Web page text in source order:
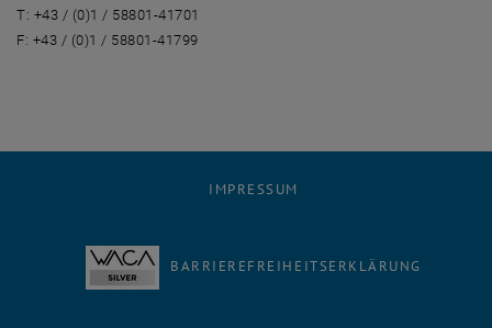
T: +43 / (0)1 / 58801-41701
F: +43 / (0)1 / 58801-41799
IMPRESSUM
BARRIEREFREIHEITSERKLÄRUNG